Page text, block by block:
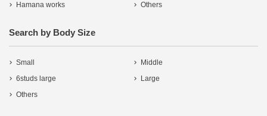
Hamana works
Others
Search by Body Size
Small
Middle
6studs large
Large
Others